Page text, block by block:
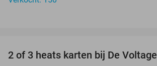
2 of 3 heats karten bij De Voltage